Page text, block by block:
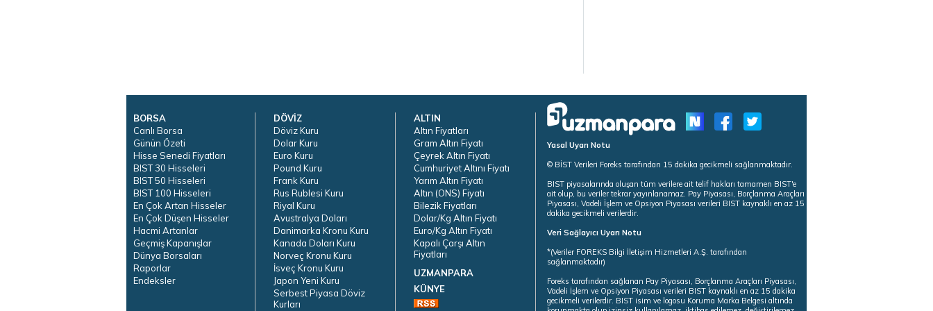
BORSA
Canlı Borsa
Günün Özeti
Hisse Senedi Fiyatları
BIST 30 Hisseleri
BIST 50 Hisseleri
BIST 100 Hisseleri
En Çok Artan Hisseler
En Çok Düşen Hisseler
Hacmi Artanlar
Geçmiş Kapanışlar
Dünya Borsaları
Raporlar
Endeksler
DÖVİZ
Döviz Kuru
Dolar Kuru
Euro Kuru
Pound Kuru
Frank Kuru
Rus Rublesi Kuru
Riyal Kuru
Avustralya Doları
Danimarka Kronu Kuru
Kanada Doları Kuru
Norveç Kronu Kuru
İsveç Kronu Kuru
Japon Yeni Kuru
Serbest Piyasa Döviz
Kurları
ALTIN
Altın Fiyatları
Gram Altın Fiyatı
Çeyrek Altın Fiyatı
Cumhuriyet Altını Fiyatı
Yarım Altın Fiyatı
Altın (ONS) Fiyatı
Bilezik Fiyatları
Dolar/Kg Altın Fiyatı
Euro/Kg Altın Fiyatı
Kapalı Çarşı Altın
Fiyatları
UZMANPARA
KÜNYE
Yasal Uyarı Notu
© BİST Verileri Foreks tarafından 15 dakika gecikmeli sağlanmaktadır.
BIST piyasalarında oluşan tüm verilere ait telif hakları tamamen BIST'e
ait olup, bu veriler tekrar yayınlanamaz. Pay Piyasası, Borçlanma Araçları
Piyasası, Vadeli İşlem ve Opsiyon Piyasası verileri BIST kaynaklı en az 15
dakika gecikmeli verilerdir.
Veri Sağlayıcı Uyarı Notu
*(Veriler FOREKS Bilgi İletişim Hizmetleri A.Ş. tarafından
sağlanmaktadır)
Foreks tarafından sağlanan Pay Piyasası, Borçlanma Araçları Piyasası,
Vadeli İşlem ve Opsiyon Piyasası verileri BIST kaynaklı en az 15 dakika
gecikmeli verilerdir. BIST isim ve logosu Koruma Marka Belgesi altında